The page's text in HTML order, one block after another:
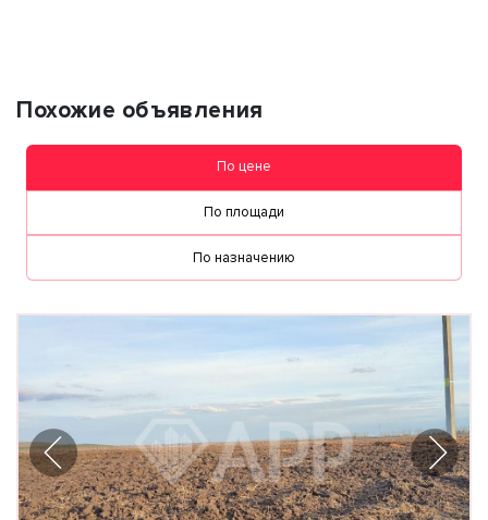
Похожие объявления
По цене
По площади
По назначению